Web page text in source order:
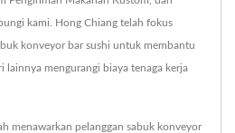
kami. Hong Chiang telah fokus
konveyor bar sushi untuk membantu
lainnya mengurangi biaya tenaga kerja
menawarkan pelanggan sabuk konveyor